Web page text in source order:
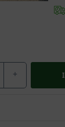
ist und
+